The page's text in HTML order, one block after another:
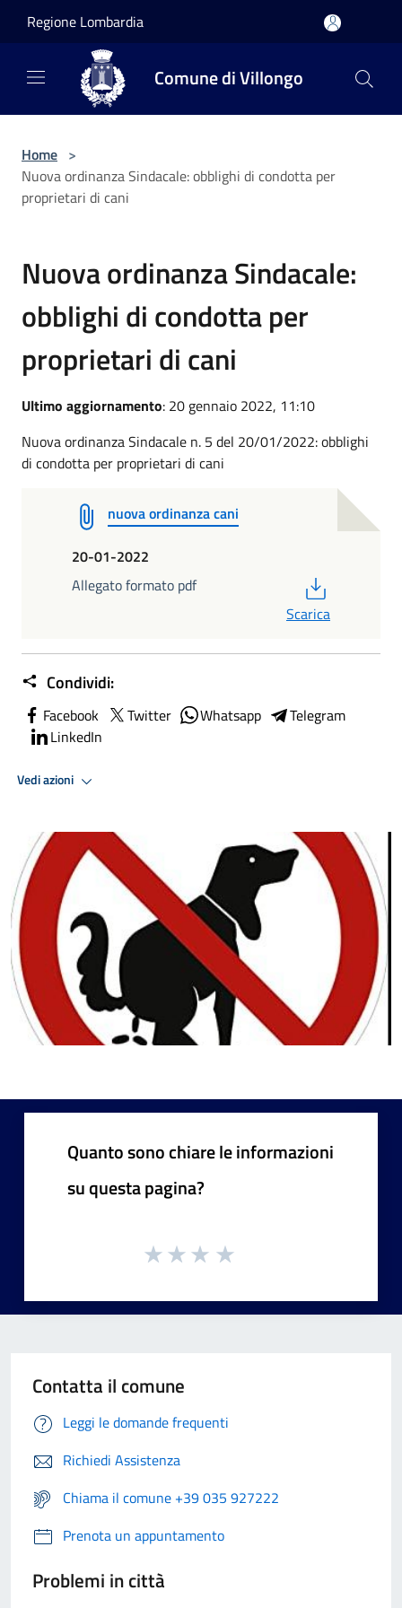
Regione Lombardia
Comune di Villongo
Home >
Nuova ordinanza Sindacale: obblighi di condotta per
proprietari di cani
Nuova ordinanza Sindacale:
obblighi di condotta per
proprietari di cani
Ultimo aggiornamento: 20 gennaio 2022, 11:10
Nuova ordinanza Sindacale n. 5 del 20/01/2022: obblighi
di condotta per proprietari di cani
nuova ordinanza cani
20-01-2022
Allegato formato pdf
Scarica
Condividi:
Facebook Twitter Whatsapp
Telegram
LinkedIn
Vedi azioni
Quanto sono chiare le informazioni
su questa pagina?
Contatta il comune
Leggi le domande frequenti
Richiedi Assistenza
Chiama il comune +39 035 927222
Prenota un appuntamento
Problemi in città